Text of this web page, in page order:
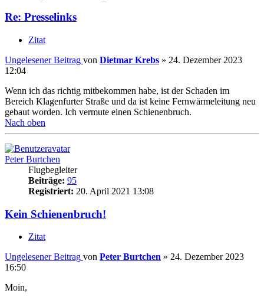
Re: Presselinks
Zitat
Ungelesener Beitrag von Dietmar Krebs » 24. Dezember 2023
12:04
Wenn ich das richtig mitbekommen habe, ist der Schaden im
Bereich Klagenfurter Straße und da ist keine Fernwärmeleitung neu
gebaut worden. Ich vermute einen Schienenbruch.
Nach oben
Peter Burtchen
Flugbegleiter
Beiträge: 95
Registriert: 20. April 2021 13:08
Kein Schienenbruch!
Zitat
Ungelesener Beitrag von Peter Burtchen » 24. Dezember 2023
16:50
Moin,